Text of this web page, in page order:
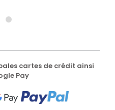
cartes de crédit ainsi
Pay